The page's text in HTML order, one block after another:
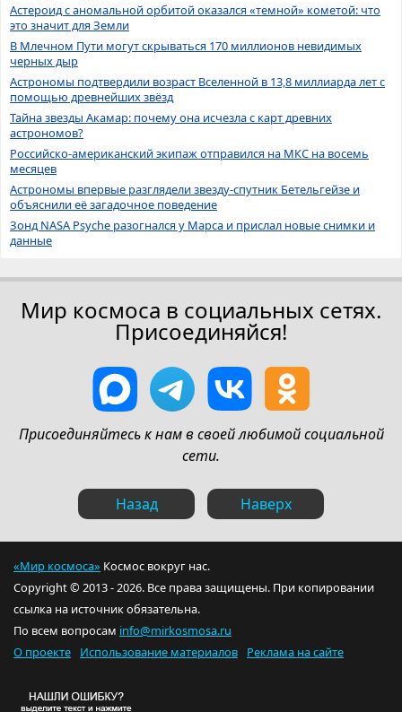
Астероид с аномальной орбитой оказался «темной» кометой: что
это значит для Земли
В Млечном Пути могут скрываться 170 миллионов невидимых
черных дыр
Астрономы подтвердили возраст Вселенной в 13,8 миллиарда лет с
помощью древнейших звёзд
Тайна звезды Акамар: почему она исчезла с карт древних
астрономов?
Российско-американский экипаж отправился на МКС на восемь
месяцев
Астрономы впервые разглядели звезду-спутник Бетельгейзе и
объяснили её загадочное поведение
Зонд NASA Psyche разогнался у Марса и прислал новые снимки и
данные
Мир космоса в социальных сетях.
Присоединяйся!
Присоединяйтесь к нам в своей любимой социальной
сети.
Назад Наверх
«Мир космоса» Космос вокруг нас.
Copyright © 2013 - 2026. Все права защищены. При копировании
ссылка на источник обязательна.
По всем вопросам info@mirkosmosa.ru
О проекте
Использование материалов Реклама на сайте